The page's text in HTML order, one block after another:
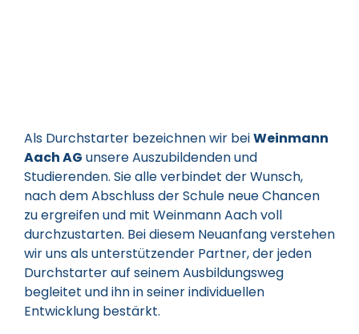
Als Durchstarter bezeichnen wir beiWeinmann
Aach AG unsere Auszubildenden und
Studierenden. Sie alle verbindet der Wunsch,
nach dem Abschluss der Schule neue Chancen
zu ergreifen und mit Weinmann Aach voll
durchzustarten. Bei diesem Neuanfang verstehen
wir uns als unterstützender Partner, der jeden
Durchstarter auf seinem Ausbildungsweg
begleitet und ihn in seiner individuellen
Entwicklung bestärkt.